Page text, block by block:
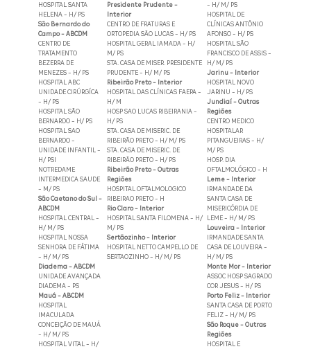
HOSPITAL SANTA
HELENA - H/ PS
São Bernardo do
Campo - ABCDM
CENTRO DE
TRATAMENTO
BEZERRA DE
MENEZES - H/ PS
HOSPITAL ABC
UNIDADE CIRÚRGÍCA
- H/ PS
HOSPITAL SÃO
BERNARDO - H/ PS
HOSPITAL SAO
BERNARDO -
UNIDADE INFANTIL -
H/ PSI
NOTREDAME
INTERMEDICA SAUDE
- M/ PS
São Caetano do Sul -
ABCDM
HOSPITAL CENTRAL -
H/ M/ PS
HOSPITAL NOSSA
SENHORA DE FÁTIMA
- H/ M/ PS
Diadema - ABCDM
UNIDADE AVANÇADA
DIADEMA - PS
Mauá - ABCDM
HOSPITAL
IMACULADA
CONCEIÇÃO DE MAUÁ
- H/ M/ PS
HOSPITAL VITAL - H/
Presidente Prudente -
Interior
CENTRO DE FRATURAS E
ORTOPEDIA SÃO LUCAS - H/ PS
HOSPITAL GERAL IAMADA - H/
M/ PS
STA. CASA DE MISER. PRESIDENTE
PRUDENTE - H/ M/ PS
Ribeirão Preto - Interior
HOSPITAL DAS CLÍNICAS FAEPA -
H/ M
HOSP SAO LUCAS RIBEIRANIA -
H/ PS
STA. CASA DE MISERIC. DE
RIBEIRÃO PRETO - H/ M/ PS
STA. CASA DE MISERIC. DE
RIBEIRÃO PRETO - H/ PS
Ribeirão Preto - Outras
Regiões
HOSPITAL OFTALMOLOGICO
RIBEIRAO PRETO - H
Rio Claro - Interior
HOSPITAL SANTA FILOMENA - H/
M/ PS
Sertãozinho - Interior
HOSPITAL NETTO CAMPELLO DE
SERTAOZINHO - H/ M/ PS
- H/ M/ PS
HOSPITAL DE
CLÍNICAS ANTÔNIO
AFONSO - H/ PS
HOSPITAL SÃO
FRANCISCO DE ASSIS -
H/ M/ PS
Jarinu - Interior
HOSPITAL NOVO
JARINU - H/ PS
Jundiaí - Outras
Regiões
CENTRO MEDICO
HOSPITALAR
PITANGUEIRAS - H/
M/ PS
HOSP. DIA
OFTALMOLÓGICO - H
Leme - Interior
IRMANDADE DA
SANTA CASA DE
MISERICÓRDIA DE
LEME - H/ M/ PS
Louveira - Interior
IRMANDADE SANTA
CASA DE LOUVEIRA -
H/ M/ PS
Monte Mor - Interior
ASSOC HOSP SAGRADO
COR JESUS - H/ PS
Porto Feliz - Interior
SANTA CASA DE PORTO
FELIZ - H/ M/ PS
São Roque - Outras
Regiões
HOSPITAL E